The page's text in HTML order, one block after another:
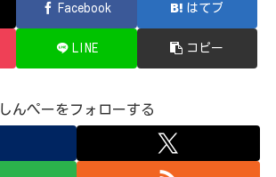
Facebook はてブ
LINE コピー
しんぺーをフォローする